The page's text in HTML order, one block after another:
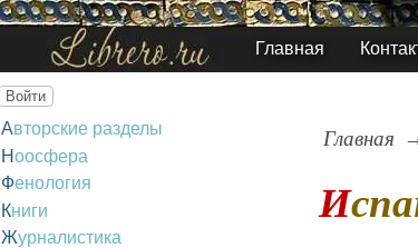
Главная
Войти
Авторские разделы
Ноосфера
Фенология
Книги
Журналистика
Главная